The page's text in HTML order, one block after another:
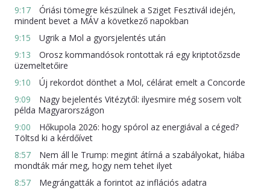
9:17
Óriási tömegre készülnek a Sziget Fesztivál idején,
mindent bevet a MÁV a következő napokban
9:15
Ugrik a Mol a gyorsjelentés után
9:13
Orosz kommandósok rontottak rá egy kriptotőzsde
üzemeltetőire
9:10
Új rekordot dönthet a Mol, célárat emelt a Concorde
9:09
Nagy bejelentés Vitézytől: ilyesmire még sosem volt
példa Magyarországon
9:00
Hőkupola 2026: hogy spórol az energiával a céged?
Töltsd ki a kérdőívet
8:57
Nem áll le Trump: megint átírná a szabályokat, hiába
mondták már meg, hogy nem tehet ilyet
8:57
Megrángatták a forintot az inflációs adatra